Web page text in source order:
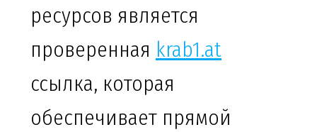
ресурсов является
проверенная krab1.at
ссылка, которая
обеспечивает прямой